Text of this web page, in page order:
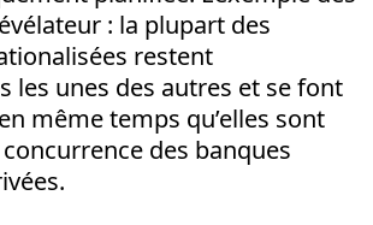
: la plupart des
restent
les unes des autres et se font
même temps qu’elles sont
des banques